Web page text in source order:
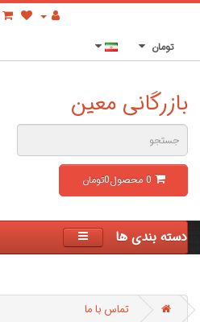
تومان
بازرگانی معین
0 محصول0تومان
دسته بندی ها
تماس با ما